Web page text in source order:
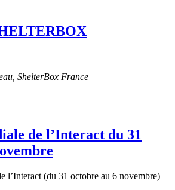
ShelterBox France
de l’Interact du 31
l’Interact (du 31 octobre au 6 novembre)